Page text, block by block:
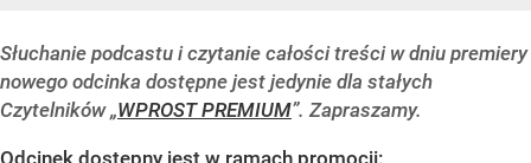
Słuchanie podcastu i czytanie całości treści w dniu premiery
nowego odcinka dostępne jest jedynie dla stałych
Czytelników „WPROST PREMIUM”. Zapraszamy.